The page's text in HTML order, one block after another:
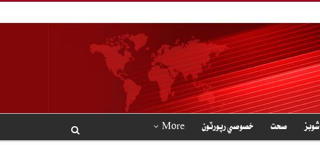
شوبز صحت خصوصي رپورٽون More